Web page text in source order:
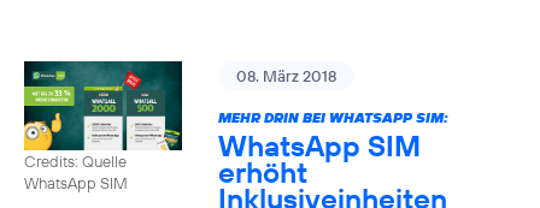
Credits: Quelle
WhatsApp SIM
08. März 2018
MEHR DRIN BEI WHATSAPP SIM:
WhatsApp SIM
erhöht
Inklusiveinheiten